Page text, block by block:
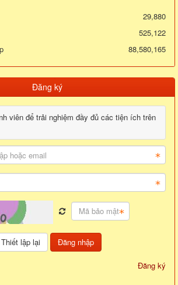
29,880
525,122
88,580,165
Đăng ký
viên để trải nghiệm đầy đủ các tiện ích trên
Đăng nhập
Đăng ký